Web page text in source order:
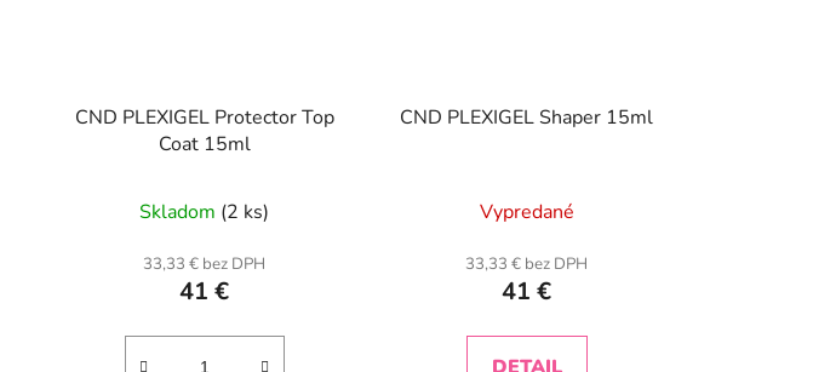
CND PLEXIGEL Protector Top
Coat 15ml
Skladom (2 ks)
33,33 € bez DPH
41 €
CND PLEXIGEL Shaper 15ml
Vypredané
33,33 € bez DPH
41 €